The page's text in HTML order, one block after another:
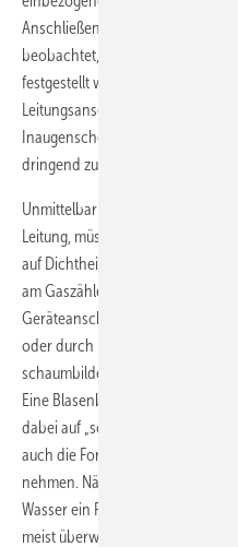
Anschließend wird über einen
beobachtet, ob der Druck abfällt.
festgestellt werden kann, dass
Leitungsanschlüsse fachgerecht
Inaugenscheinnahme der
dringend zu empfehlen.
Unmittelbar vor oder nach dem
Leitung, müssen die bislang
auf Dichtheit kontrolliert werden.
am Gaszähler und an den
Geräteanschlussleitungen. Sie
oder durch Einsatz eines Gas-
schaumbildenden Mitteln werden
Eine Blasenbildung signalisiert
dabei auf „schaumbildend“. In
auch die Formulierung
nehmen. Nämlich dann, wenn
Wasser ein Prüfmittel Marke
meist überwiegt, kommt es bei